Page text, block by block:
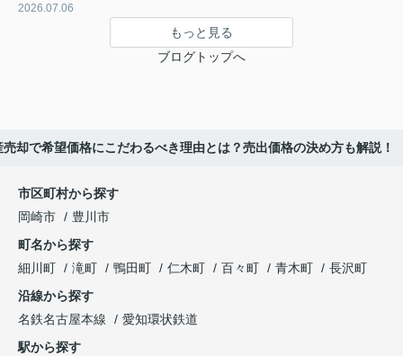
2026.07.06
もっと見る
ブログトップへ
売却で希望価格にこだわるべき理由とは？売出価格の決め方も解説！
市区町村から探す
岡崎市
豊川市
町名から探す
細川町
滝町 鴨田町 仁木町 百々町 青木町
長沢町
沿線から探す
名鉄名古屋本線
愛知環状鉄道
駅から探す